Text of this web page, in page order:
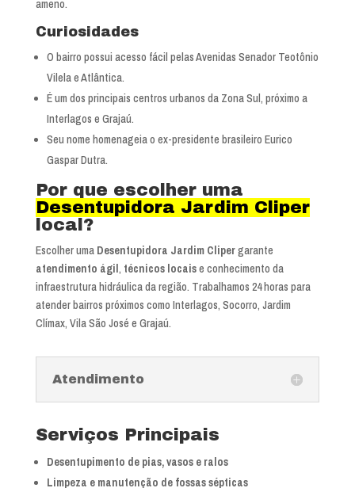
ameno.
Curiosidades
O bairro possui acesso fácil pelas Avenidas Senador Teotônio
Vilela e Atlântica.
É um dos principais centros urbanos da Zona Sul, próximo a
Interlagos e Grajaú.
Seu nome homenageia o ex-presidente brasileiro Eurico
Gaspar Dutra.
Por que escolher uma
Desentupidora Jardim Cliper
local?
Escolher uma Desentupidora Jardim Clipergarante
atendimento ágil, técnicos locaise conhecimento da
infraestrutura hidráulica da região. Trabalhamos 24 horas para
atender bairros próximos como Interlagos, Socorro, Jardim
Clímax, Vila São José e Grajaú.
Atendimento
Serviços Principais
Desentupimento de pias, vasos e ralos
Limpeza e manutenção de fossas sépticas